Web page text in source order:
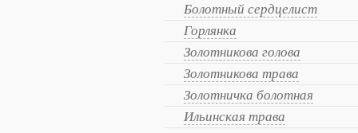
Болотный сердцелист
Горлянка
Золотникова голова
Золотникова трава
Золотничка болотная
Ильинская трава